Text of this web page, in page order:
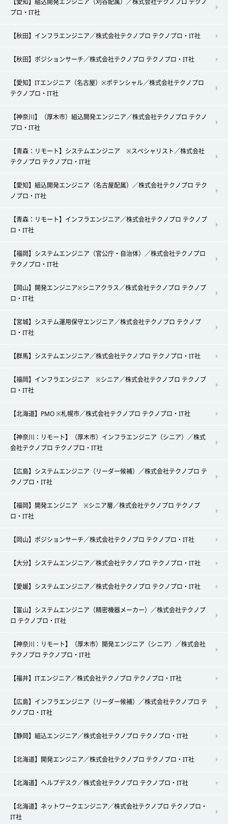
【愛知】組込開発エンジニア（刈谷配属）／株式会社テクノプロ テクノ
プロ・IT社
【秋田】インフラエンジニア／株式会社テクノプロ テクノプロ・IT社
【秋田】ポジションサーチ／株式会社テクノプロ テクノプロ・IT社
【愛知】ITエンジニア（名古屋）※ポテンシャル／株式会社テクノプロ
テクノプロ・IT社
【神奈川】（厚木市）組込開発エンジニア／株式会社テクノプロ テクノ
プロ・IT社
【青森：リモート】システムエンジニア ※スペシャリスト／株式会社
テクノプロ テクノプロ・IT社
【愛知】組込開発エンジニア（名古屋配属）／株式会社テクノプロ テク
ノプロ・IT社
【青森：リモート】インフラエンジニア／株式会社テクノプロ テクノプ
ロ・IT社
【福岡】システムエンジニア（官公庁・自治体）／株式会社テクノプロ
テクノプロ・IT社
【岡山】開発エンジニア※シニアクラス／株式会社テクノプロ テクノプ
ロ・IT社
【宮城】システム運用保守エンジニア／株式会社テクノプロ テクノプ
ロ・IT社
【群馬】システムエンジニア／株式会社テクノプロ テクノプロ・IT社
【福岡】インフラエンジニア ※シニア／株式会社テクノプロ テクノプ
ロ・IT社
【北海道】PMO ※札幌市／株式会社テクノプロ テクノプロ・IT社
【神奈川：リモート】（厚木市）インフラエンジニア（シニア）／株式
会社テクノプロ テクノプロ・IT社
【広島】システムエンジニア（リーダー候補）／株式会社テクノプロ テ
クノプロ・IT社
【福岡】開発エンジニア ※シニア層／株式会社テクノプロ テクノプ
ロ・IT社
【岡山】ポジションサーチ／株式会社テクノプロ テクノプロ・IT社
【大分】システムエンジニア／株式会社テクノプロ テクノプロ・IT社
【愛媛】システムエンジニア／株式会社テクノプロ テクノプロ・IT社
【富山】システムエンジニア（精密機器メーカー）／株式会社テクノプ
ロ テクノプロ・IT社
【神奈川：リモート】（厚木市）開発エンジニア（シニア）／株式会社
テクノプロ テクノプロ・IT社
【福井】ITエンジニア／株式会社テクノプロ テクノプロ・IT社
【広島】インフラエンジニア（リーダー候補）／株式会社テクノプロ テ
クノプロ・IT社
【静岡】組込エンジニア／株式会社テクノプロ テクノプロ・IT社
【北海道】開発エンジニア／株式会社テクノプロ テクノプロ・IT社
【北海道】ヘルプデスク／株式会社テクノプロ テクノプロ・IT社
【北海道】ネットワークエンジニア／株式会社テクノプロ テクノプロ・
IT社